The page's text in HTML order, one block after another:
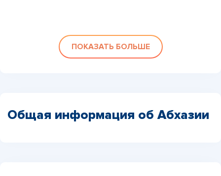
ПОКАЗАТЬ БОЛЬШЕ
Общая информация об Абхазии